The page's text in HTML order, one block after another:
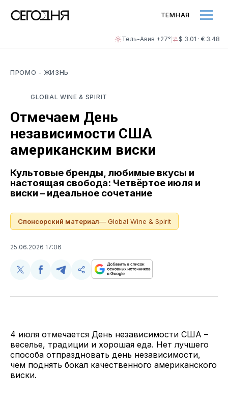
Тель-Авив +27° $ 3.01 · € 3.48
ТЕМНАЯ
ПРОМО - ЖИЗНЬ
GLOBAL WINE & SPIRIT
Отмечаем День
независимости США
американским виски
Культовые бренды, любимые вкусы и
настоящая свобода: Четвёртое июля и
виски – идеальное сочетание
Спонсорский материал— Global Wine & Spirit
25.06.2026 17:06
Поделиться
Twitter
Поделиться
Facebook
Поделиться
Telegram
Скопируйте
поделитесь
4 июля отмечается День независимости США –
веселье, традиции и хорошая еда. Нет лучшего
способа отпраздновать день независимости,
чем поднять бокал качественного американского
виски.